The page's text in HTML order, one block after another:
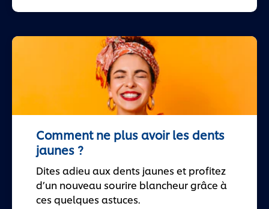
Comment ne plus avoir les dents
jaunes ?
Dites adieu aux dents jaunes et profitez
d’un nouveau sourire blancheur grâce à
ces quelques astuces.